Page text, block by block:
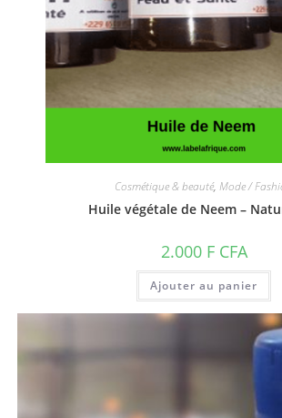
Cosmétique & beauté, Mode /
Huile végétale de Neem –
2.000 F CFA
Ajouter au panier